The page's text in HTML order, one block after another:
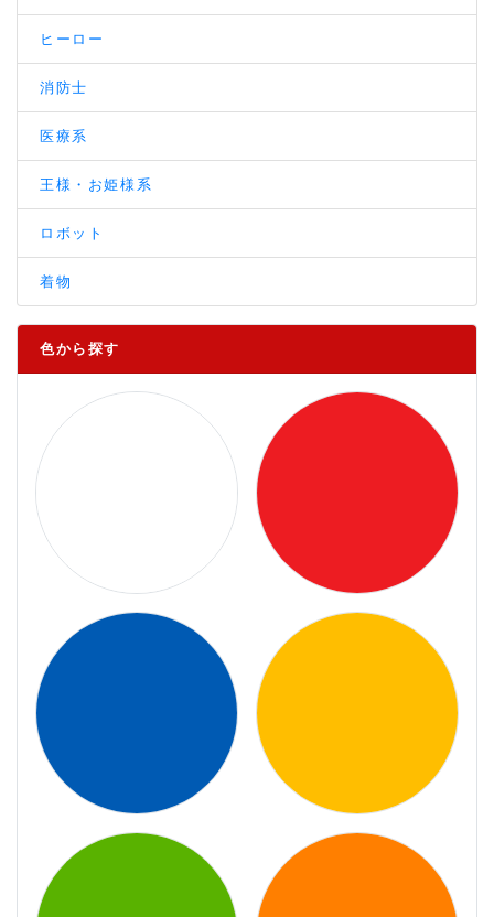
ヒーロー
消防士
医療系
王様・お姫様系
ロボット
着物
色から探す